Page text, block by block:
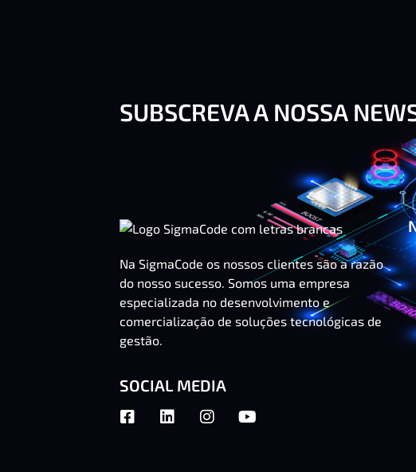
SUBSCREVA A NOSSA
Na SigmaCode os nossos clientes são a razão
do nosso sucesso. Somos uma empresa
especializada no desenvolvimento e
comercialização de soluções tecnológicas de
gestão.
SOCIAL MEDIA